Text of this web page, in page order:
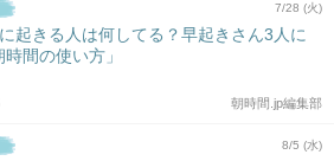
7/28 (火)
起きる人は何してる？早起きさん3人に
間の使い方」
朝時間.jp編集部
8/5 (水)